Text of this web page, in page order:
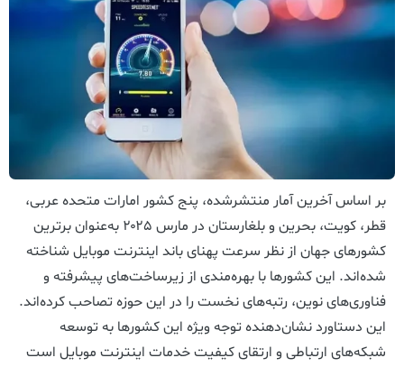
بر اساس آخرین آمار منتشرشده، پنج کشور امارات متحده عربی،
قطر، کویت، بحرین و بلغارستان در مارس ۲۰۲۵ به‌عنوان برترین
کشورهای جهان از نظر سرعت پهنای باند اینترنت موبایل شناخته
شده‌اند. این کشورها با بهره‌مندی از زیرساخت‌های پیشرفته و
فناوری‌های نوین، رتبه‌های نخست را در این حوزه تصاحب کرده‌اند.
این دستاورد نشان‌دهنده توجه ویژه این کشورها به توسعه
شبکه‌های ارتباطی و ارتقای کیفیت خدمات اینترنت موبایل است